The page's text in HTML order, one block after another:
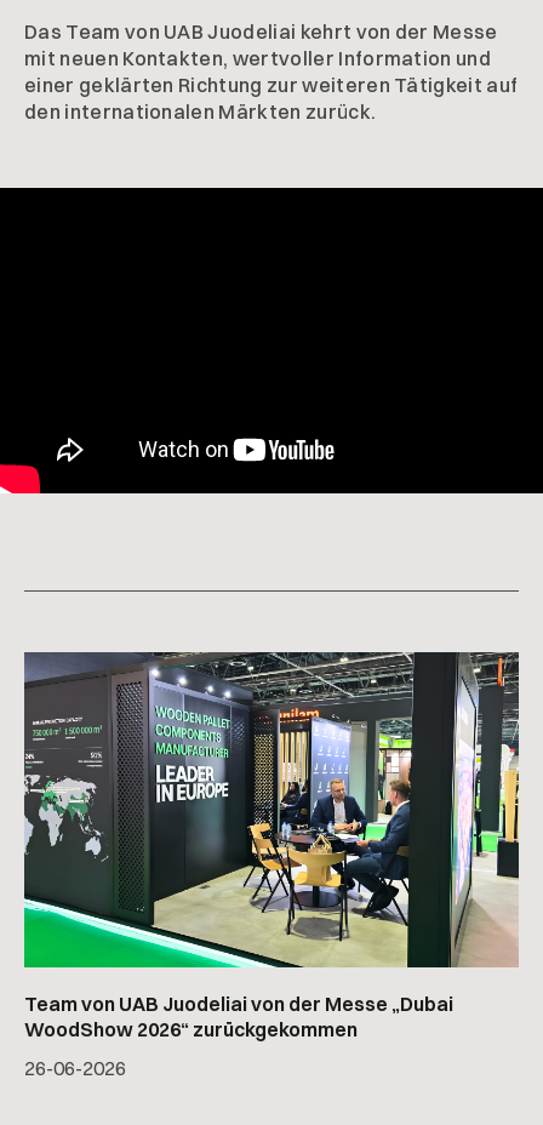
Das Team von UAB Juodeliai kehrt von der Messe
mit neuen Kontakten, wertvoller Information und
einer geklärten Richtung zur weiteren Tätigkeit auf
den internationalen Märkten zurück.
Team von UAB Juodeliai von der Messe „Dubai
WoodShow 2026“ zurückgekommen
26-06-2026